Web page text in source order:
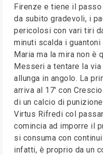
Firenze e tiene il
da subito gradevoli, i
pericolosi con vari tiri
minuti scalda i
Maria ma la mira non è
Messeri a tentare la
allunga in angolo. La
arriva al 17' con
di un calcio di
Virtus Rifredi col
comincia ad imporre il
si consuma con
infatti, è proprio da un